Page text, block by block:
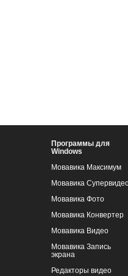
Программы для
Windows
Мовавика Максимум
Мовавика
Мовавика Фото
Мовавика Конвертер
Мовавика Видео
Мовавика Запись
экрана
Редакторы видео